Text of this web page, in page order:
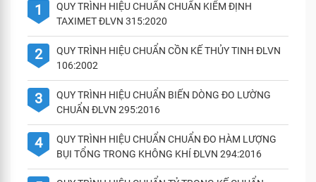
1
QUY TRÌNH HIỆU CHUẨN CHUẨN KIỂM ĐỊNH
TAXIMET ĐLVN 315:2020
2
QUY TRÌNH HIỆU CHUẨN CỒN KẾ THỦY TINH ĐLVN
106:2002
3
QUY TRÌNH HIỆU CHUẨN BIẾN DÒNG ĐO LƯỜNG
CHUẨN ĐLVN 295:2016
4
QUY TRÌNH HIỆU CHUẨN CHUẨN ĐO HÀM LƯỢNG
BỤI TỔNG TRONG KHÔNG KHÍ ĐLVN 294:2016